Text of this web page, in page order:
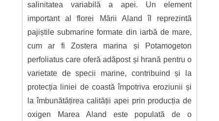
salinitatea variabilă a apei. Un element
important al florei Mării Aland îl reprezintă
pajiștile submarine formate din iarbă de mare,
cum ar fi Zostera marina și Potamogeton
perfoliatus care oferă adăpost și hrană pentru o
varietate de specii marine, contribuind și la
protecția liniei de coastă împotriva eroziunii și
la îmbunătățirea calității apei prin producția de
oxigen Marea Aland este populată de o